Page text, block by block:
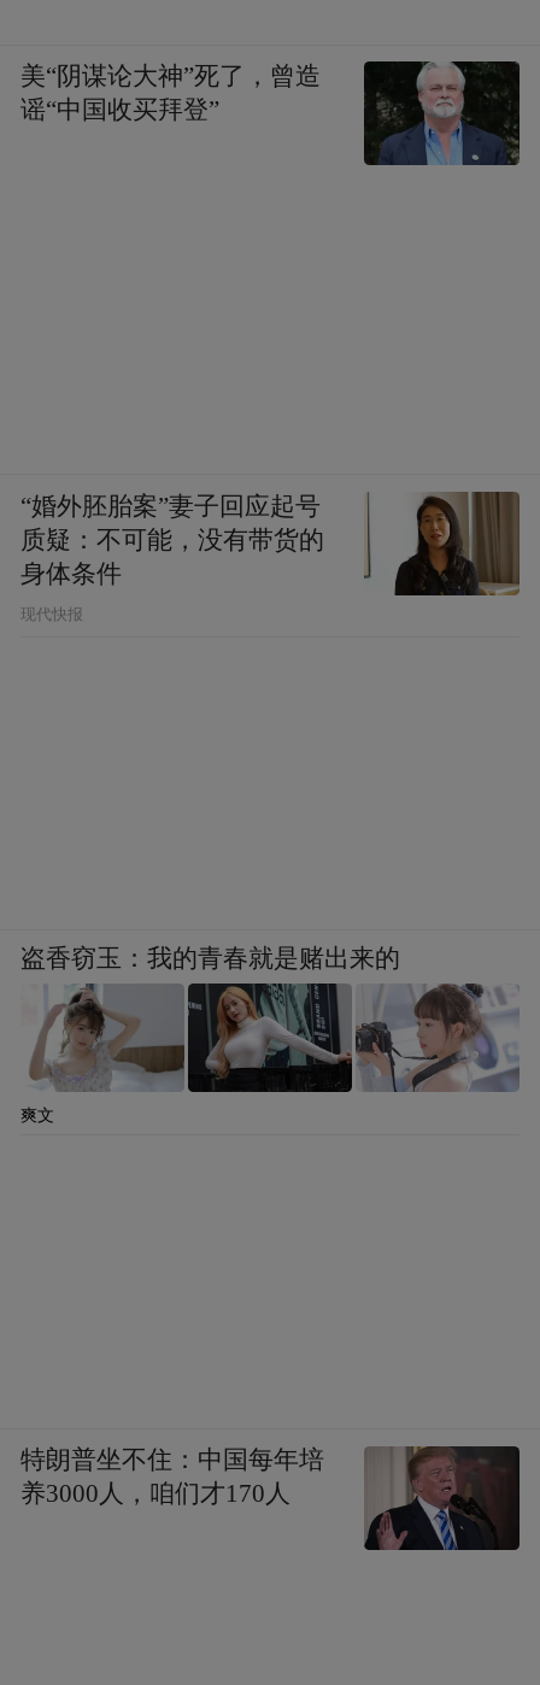
美“阴谋论大神”死了，曾造
谣“中国收买拜登”
“婚外胚胎案”妻子回应起号
质疑：不可能，没有带货的
身体条件
现代快报
盗香窃玉：我的青春就是赌出来的
爽文
特朗普坐不住：中国每年培
养3000人，咱们才170人